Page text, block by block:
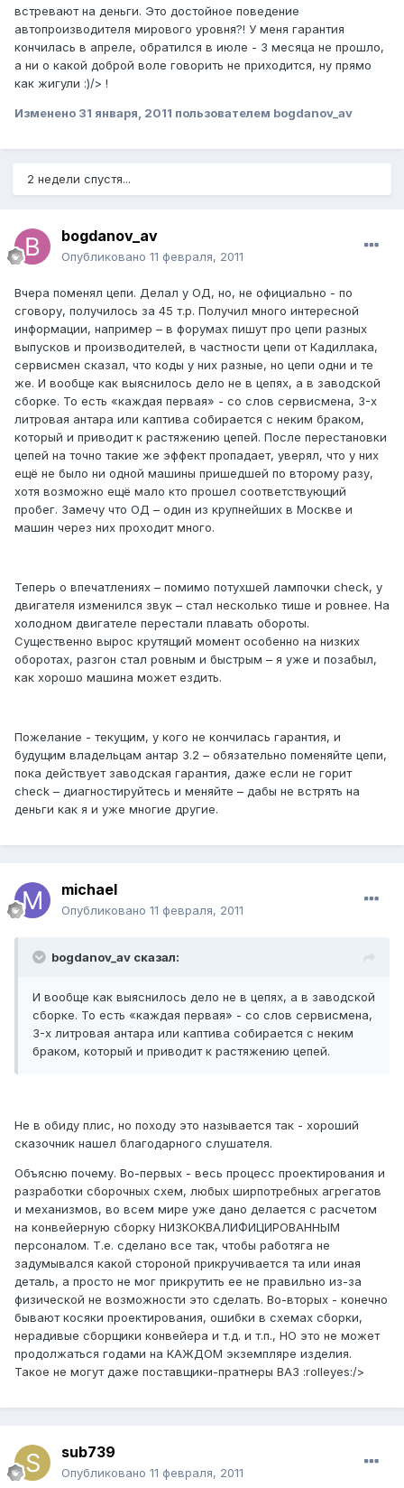
встревают на деньги. Это достойное поведение
автопроизводителя мирового уровня?! У меня гарантия
кончилась в апреле, обратился в июле - 3 месяца не прошло,
а ни о какой доброй воле говорить не приходится, ну прямо
как жигули :)/> !
Изменено 31 января, 2011 пользователем bogdanov_av
2 недели спустя...
bogdanov_av
Опубликовано 11 февраля, 2011
Вчера поменял цепи. Делал у ОД, но, не официально - по
сговору, получилось за 45 т.р. Получил много интересной
информации, например – в форумах пишут про цепи разных
выпусков и производителей, в частности цепи от Кадиллака,
сервисмен сказал, что коды у них разные, но цепи одни и те
же. И вообще как выяснилось дело не в цепях, а в заводской
сборке. То есть «каждая первая» - со слов сервисмена, 3-х
литровая антара или каптива собирается с неким браком,
который и приводит к растяжению цепей. После перестановки
цепей на точно такие же эффект пропадает, уверял, что у них
ещё не было ни одной машины пришедшей по второму разу,
хотя возможно ещё мало кто прошел соответствующий
пробег. Замечу что ОД – один из крупнейших в Москве и
машин через них проходит много.
Теперь о впечатлениях – помимо потухшей лампочки check, у
двигателя изменился звук – стал несколько тише и ровнее. На
холодном двигателе перестали плавать обороты.
Существенно вырос крутящий момент особенно на низких
оборотах, разгон стал ровным и быстрым – я уже и позабыл,
как хорошо машина может ездить.
Пожелание - текущим, у кого не кончилась гарантия, и
будущим владельцам антар 3.2 – обязательно поменяйте цепи,
пока действует заводская гарантия, даже если не горит
check – диагностируйтесь и меняйте – дабы не встрять на
деньги как я и уже многие другие.
michael
Опубликовано 11 февраля, 2011
bogdanov_av сказал:
И вообще как выяснилось дело не в цепях, а в заводской
сборке. То есть «каждая первая» - со слов сервисмена,
3-х литровая антара или каптива собирается с неким
браком, который и приводит к растяжению цепей.
Не в обиду плис, но походу это называется так - хороший
сказочник нашел благодарного слушателя.
Объясню почему. Во-первых - весь процесс проектирования и
разработки сборочных схем, любых ширпотребных агрегатов
и механизмов, во всем мире уже дано делается с расчетом
на конвейерную сборку НИЗКОКВАЛИФИЦИРОВАННЫМ
персоналом. Т.е. сделано все так, чтобы работяга не
задумывался какой стороной прикручивается та или иная
деталь, а просто не мог прикрутить ее не правильно из-за
физической не возможности это сделать. Во-вторых - конечно
бывают косяки проектирования, ошибки в схемах сборки,
нерадивые сборщики конвейера и т.д. и т.п., НО это не может
продолжаться годами на КАЖДОМ экземпляре изделия.
Такое не могут даже поставщики-пратнеры ВАЗ :rolleyes:/>
sub739
Опубликовано 11 февраля, 2011